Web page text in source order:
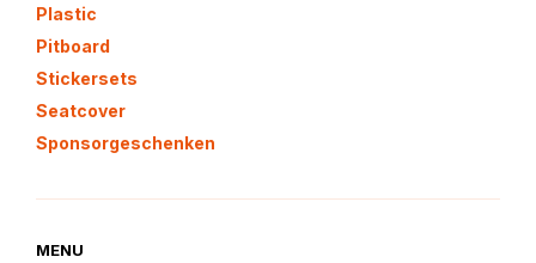
Plastic
Pitboard
Stickersets
Seatcover
Sponsorgeschenken
MENU